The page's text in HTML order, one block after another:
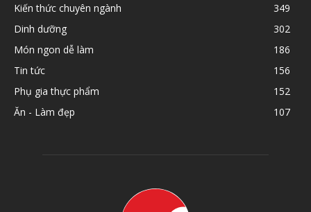
Kiến thức chuyên ngành
349
Dinh dưỡng
302
Món ngon dễ làm
186
Tin tức
156
Phụ gia thực phẩm
152
Ăn - Làm đẹp
107